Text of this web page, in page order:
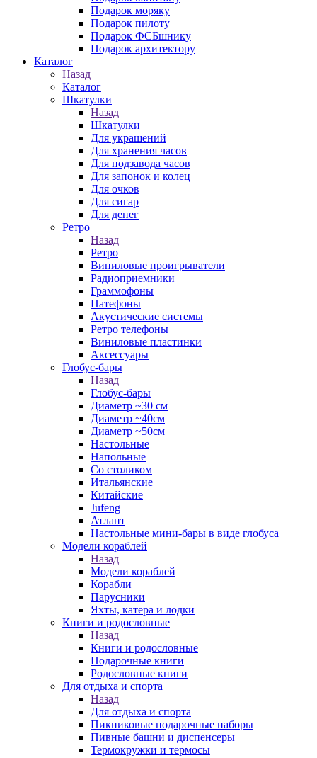
Подарок моряку
Подарок пилоту
Подарок ФСБшнику
Подарок архитектору
Каталог
Назад
Каталог
Шкатулки
Назад
Шкатулки
Для украшений
Для хранения часов
Для подзавода часов
Для запонок и колец
Для очков
Для сигар
Для денег
Ретро
Назад
Ретро
Виниловые проигрыватели
Радиоприемники
Граммофоны
Патефоны
Акустические системы
Ретро телефоны
Виниловые пластинки
Аксессуары
Глобус-бары
Назад
Глобус-бары
Диаметр ~30 см
Диаметр ~40см
Диаметр ~50см
Настольные
Напольные
Со столиком
Итальянские
Китайские
Jufeng
Атлант
Настольные мини-бары в виде глобуса
Модели кораблей
Назад
Модели кораблей
Корабли
Парусники
Яхты, катера и лодки
Книги и родословные
Назад
Книги и родословные
Подарочные книги
Родословные книги
Для отдыха и спорта
Назад
Для отдыха и спорта
Пикниковые подарочные наборы
Пивные башни и диспенсеры
Термокружки и термосы